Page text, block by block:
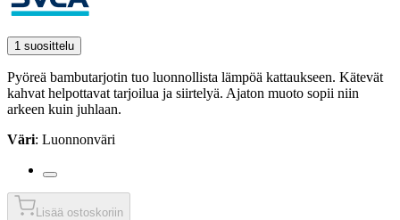
1 suosittelu
Pyöreä bambutarjotin tuo luonnollista lämpöä kattaukseen. Kätevät
kahvat helpottavat tarjoilua ja siirtelyä. Ajaton muoto sopii niin
arkeen kuin juhlaan.
Väri: Luonnonväri
Lisää ostoskoriin